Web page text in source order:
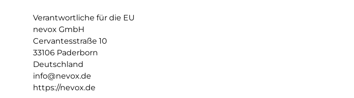
Verantwortliche für die EU
nevox GmbH
Cervantesstraße 10
33106 Paderborn
Deutschland
info@nevox.de
https://nevox.de